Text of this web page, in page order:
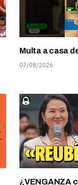
Multa a casa
07/08/2026
¿VENGANZA